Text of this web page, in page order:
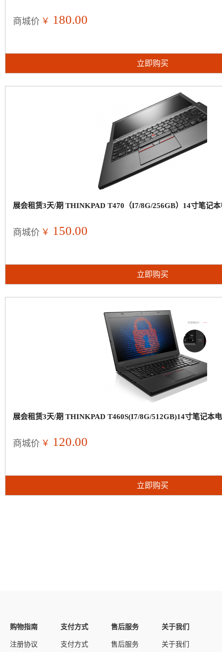
商城价 ￥ 180.00
立即购买
展会租赁3天/期 THINKPAD T470（I7/8G/256GB）14寸笔记
商城价 ￥ 150.00
立即购买
展会租赁3天/期 THINKPAD T460S(I7/8G/512GB)14寸笔记本
商城价 ￥ 120.00
立即购买
购物指南
注册协议
支付方式
支付方式
售后服务
售后服务
关于我们
关于我们